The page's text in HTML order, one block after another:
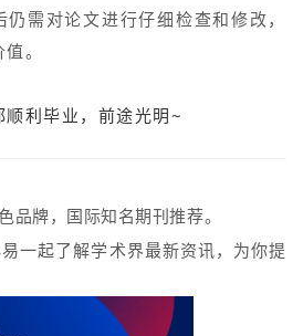
需对论文进行仔细检查和修改，
。
利毕业，前途光明~
品牌，国际知名期刊推荐。
一起了解学术界最新资讯，为你提